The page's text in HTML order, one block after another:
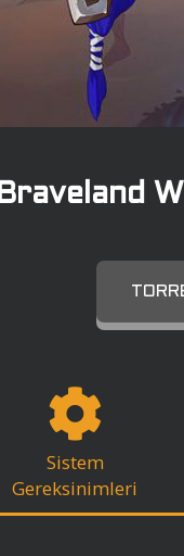
Braveland
Sistem
Gereksinimleri